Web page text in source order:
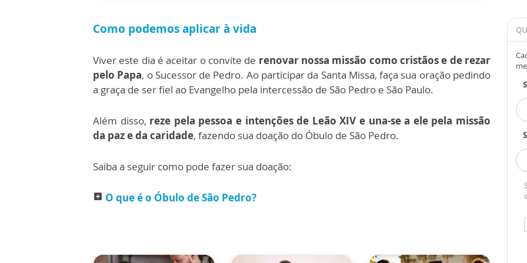
Como podemos aplicar à vida
Viver este dia é aceitar o convite de renovar nossa missão como cristãos e de rezar
pelo Papa, o Sucessor de Pedro. Ao participar da Santa Missa, faça sua oração pedindo
a graça de ser fiel ao Evangelho pela intercessão de São Pedro e São Paulo.
Além disso, reze pela pessoa e intenções de Leão XIV e una-se a ele pela missão
da paz e da caridade, fazendo sua doação do Óbulo de São Pedro.
Saiba a seguir como pode fazer sua doação:
add_box O que é o Óbulo de São Pedro?